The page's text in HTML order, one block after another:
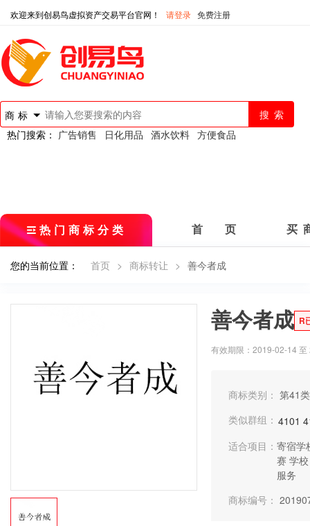
欢迎来到创易鸟虚拟资产交易平台官网！ 请登录 免费注册
商标
热门搜索： 广告销售 日化用品 酒水饮料 方便食品
热门商标分类 首 页 买
您的当前位置： 首页 > 商标转让 > 善今者成
善今者成 R
有效期限：2019-02-14
商标类别： 第41
类似群组： 4101
适合项目： 寄宿学
赛 学
服务
商标编号：